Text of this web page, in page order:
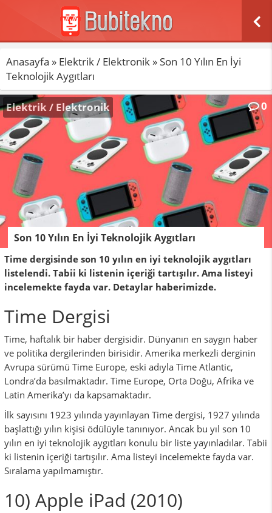
Anasayfa » Elektrik / Elektronik » Son 10 Yılın En İyi
Teknolojik Aygıtları
Son 10 Yılın En İyi Teknolojik Aygıtları
Elektrik / Elektronik 0
Time dergisinde son 10 yılın en iyi teknolojik aygıtları
listelendi. Tabii ki listenin içeriği tartışılır. Ama listeyi
incelemekte fayda var. Detaylar haberimizde.
Time Dergisi
Time, haftalık bir haber dergisidir. Dünyanın en saygın haber
ve politika dergilerinden birisidir. Amerika merkezli derginin
Avrupa sürümü Time Europe, eski adıyla Time Atlantic,
Londra’da basılmaktadır. Time Europe, Orta Doğu, Afrika ve
Latin Amerika’yı da kapsamaktadır.
İlk sayısını 1923 yılında yayınlayan Time dergisi, 1927 yılında
başlattığı yılın kişisi ödülüyle tanınıyor. Ancak bu yıl son 10
yılın en iyi teknolojik aygıtları konulu bir liste yayınladılar. Tabii
ki listenin içeriği tartışılır. Ama listeyi incelemekte fayda var.
Sıralama yapılmamıştır.
10) Apple iPad (2010)